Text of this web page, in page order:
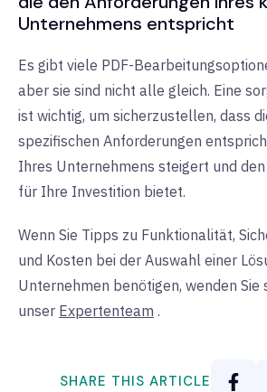
Unternehmens entspricht
Es gibt viele PDF-
aber sie sind nicht alle gleich. Eine
ist wichtig, um sicherzustellen, dass
spezifischen Anforderungen
Ihres Unternehmens steigert und
für Ihre Investition bietet.
Wenn Sie Tipps zu Funktionalität,
und Kosten bei der Auswahl einer
Unternehmen benötigen, wenden Sie
unser Expertenteam .
SHARE THIS ARTICLE